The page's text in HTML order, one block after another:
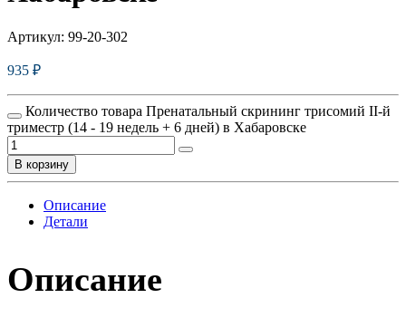
Артикул: 99-20-302
935 ₽
Количество товара Пренатальный скрининг трисомий II-й
триместр (14 - 19 недель + 6 дней) в Хабаровске
В корзину
Описание
Детали
Описание